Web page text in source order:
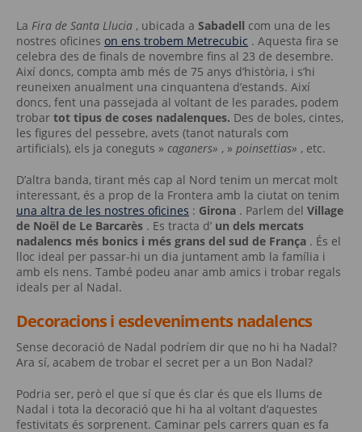
La Fira de Santa Llucia , ubicada a Sabadell com una de les
nostres oficines on ens trobem Metrecubic . Aquesta fira se
celebra des de finals de novembre fins al 23 de desembre.
Així doncs, compta amb més de 75 anys d’història, i s’hi
reuneixen anualment una cinquantena d’estands. Així
doncs, fent una passejada al voltant de les parades, podem
trobar tot tipus de coses nadalenques. Des de boles, cintes,
les figures del pessebre, avets (tanot naturals com
artificials), els ja coneguts » caganers» , » poinsettias» , etc.
D’altra banda, tirant més cap al Nord tenim un mercat molt
interessant, és a prop de la Frontera amb la ciutat on tenim
una altra de les nostres oficines : Girona . Parlem del Village
de Noël de Le Barcarès . Es tracta d’ un dels mercats
nadalencs més bonics i més grans del sud de França . És el
lloc ideal per passar-hi un dia juntament amb la família i
amb els nens. També podeu anar amb amics i trobar regals
ideals per al Nadal.
Decoracions i esdeveniments nadalencs
Sense decoració de Nadal podríem dir que no hi ha Nadal?
Ara sí, acabem de trobar el secret per a un Bon Nadal?
Podria ser, però el que sí que és clar és que els llums de
Nadal i tota la decoració que hi ha al voltant d’aquestes
festivitats és sorprenent. Caminar pels carrers quan es fa